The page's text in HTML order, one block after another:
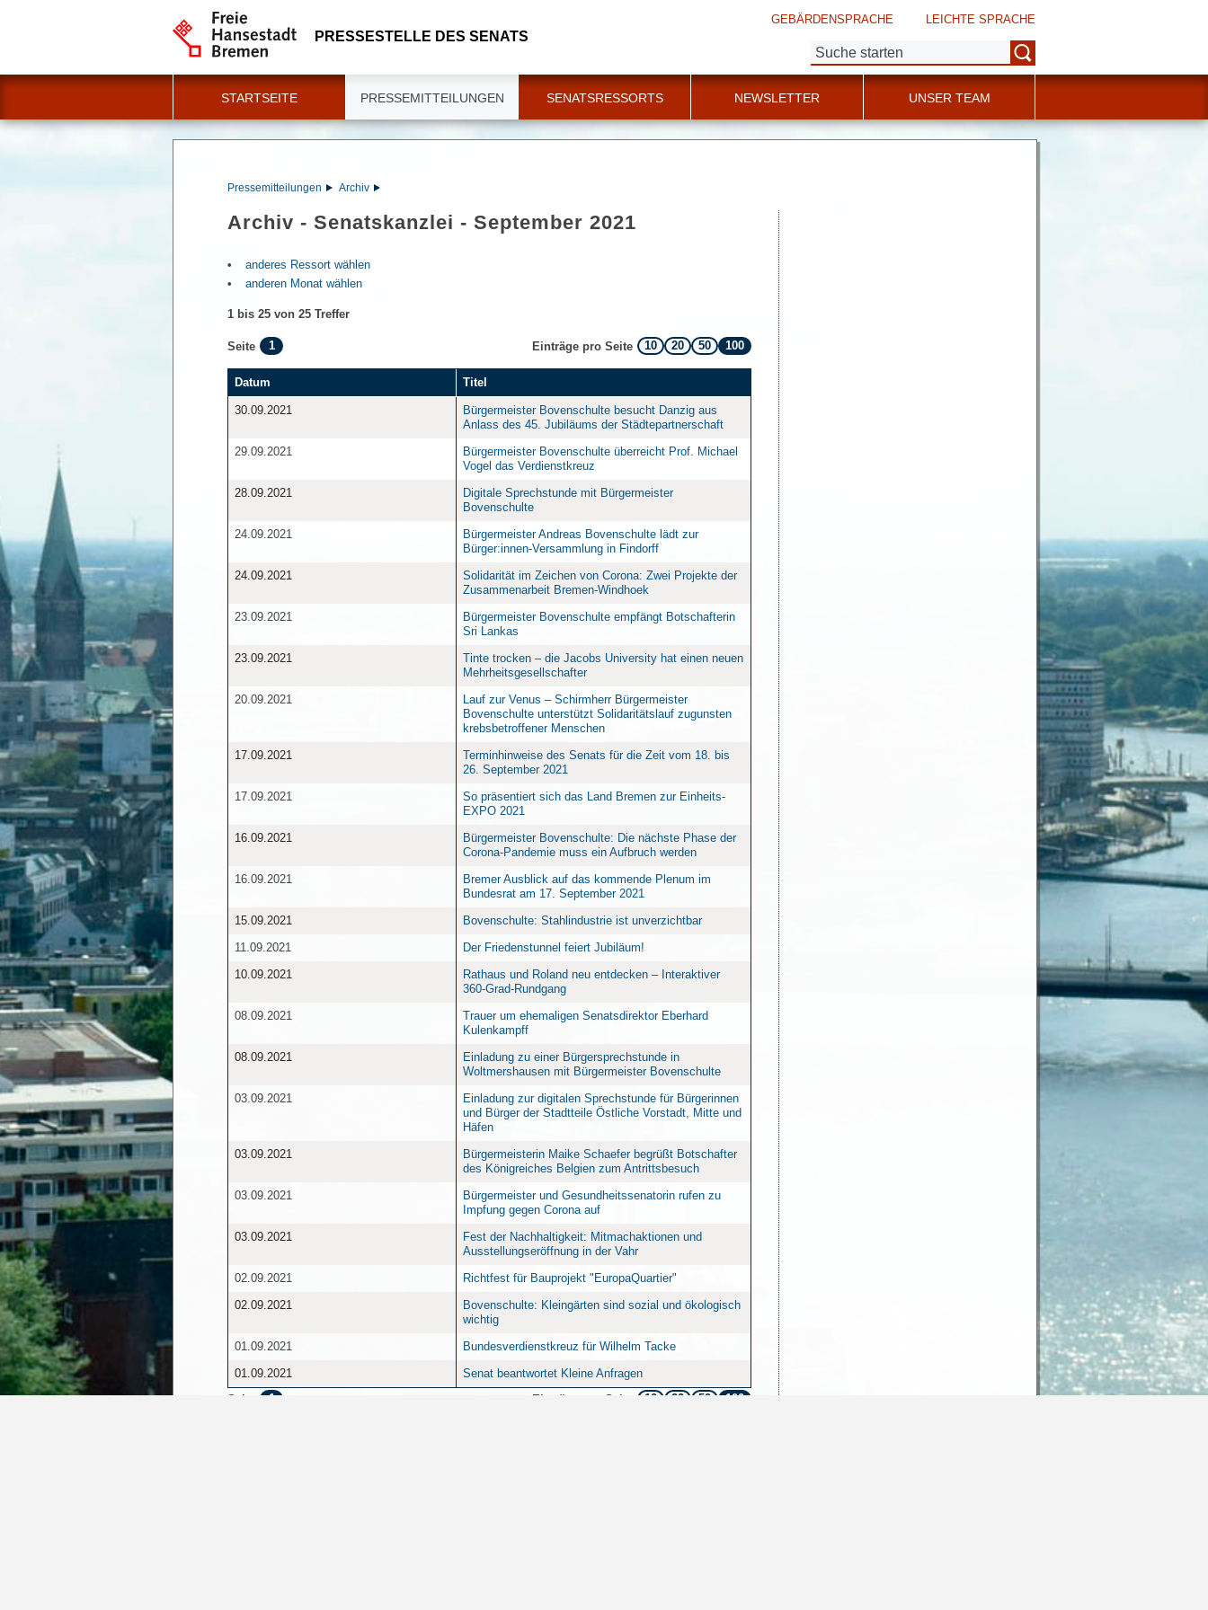
PRESSESTELLE DES SENATS
GEBÄRDENSPRACHE LEICHTE SPRACHE
Suche:
STARTSEITE PRESSEMITTEILUNGEN SENATSRESSORTS NEWSLETTER UNSER TEAM
Pressemitteilungen Archiv
Archiv - Senatskanzlei - September 2021
anderes Ressort wählen
anderen Monat wählen
1 bis 25 von 25 Treffer
Seite 1 Einträge pro Seite 10 20 50 100
Datum Titel
30.09.2021
Bürgermeister Bovenschulte besucht Danzig aus
Anlass des 45. Jubiläums der Städtepartnerschaft
29.09.2021
Bürgermeister Bovenschulte überreicht Prof. Michael
Vogel das Verdienstkreuz
28.09.2021
Digitale Sprechstunde mit Bürgermeister
Bovenschulte
24.09.2021
Bürgermeister Andreas Bovenschulte lädt zur
Bürger:innen-Versammlung in Findorff
24.09.2021
Solidarität im Zeichen von Corona: Zwei Projekte der
Zusammenarbeit Bremen-Windhoek
23.09.2021
Bürgermeister Bovenschulte empfängt Botschafterin
Sri Lankas
23.09.2021
Tinte trocken – die Jacobs University hat einen neuen
Mehrheitsgesellschafter
20.09.2021
Lauf zur Venus – Schirmherr Bürgermeister
Bovenschulte unterstützt Solidaritätslauf zugunsten
krebsbetroffener Menschen
17.09.2021
Terminhinweise des Senats für die Zeit vom 18. bis
26. September 2021
17.09.2021
So präsentiert sich das Land Bremen zur Einheits-
EXPO 2021
16.09.2021
Bürgermeister Bovenschulte: Die nächste Phase der
Corona-Pandemie muss ein Aufbruch werden
16.09.2021
Bremer Ausblick auf das kommende Plenum im
Bundesrat am 17. September 2021
15.09.2021
Bovenschulte: Stahlindustrie ist unverzichtbar
11.09.2021
Der Friedenstunnel feiert Jubiläum!
10.09.2021
Rathaus und Roland neu entdecken – Interaktiver
360-Grad-Rundgang
08.09.2021
Trauer um ehemaligen Senatsdirektor Eberhard
Kulenkampff
08.09.2021
Einladung zu einer Bürgersprechstunde in
Woltmershausen mit Bürgermeister Bovenschulte
03.09.2021
Einladung zur digitalen Sprechstunde für Bürgerinnen
und Bürger der Stadtteile Östliche Vorstadt, Mitte und
Häfen
03.09.2021
Bürgermeisterin Maike Schaefer begrüßt Botschafter
des Königreiches Belgien zum Antrittsbesuch
03.09.2021
Bürgermeister und Gesundheitssenatorin rufen zu
Impfung gegen Corona auf
03.09.2021
Fest der Nachhaltigkeit: Mitmachaktionen und
Ausstellungseröffnung in der Vahr
02.09.2021
Richtfest für Bauprojekt "EuropaQuartier"
02.09.2021
Bovenschulte: Kleingärten sind sozial und ökologisch
wichtig
01.09.2021
Bundesverdienstkreuz für Wilhelm Tacke
01.09.2021
Senat beantwortet Kleine Anfragen
Seite
1 Einträge pro Seite 10 20 50 100